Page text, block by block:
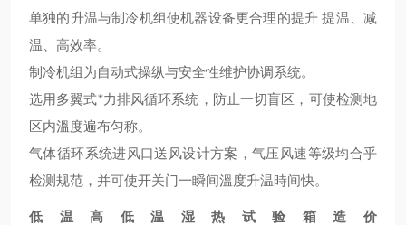
单独的升温与制冷机组使机器设备更合理的提升 提温、减
温、高效率。
制冷机组为自动式操纵与安全性维护协调系统。
选用多翼式*力排风循环系统，防止一切盲区，可使检测地
区内溫度遍布匀称。
气体循环系统进风口送风设计方案，气压风速等级均合乎
检测规范，并可使开关门一瞬间溫度升温時间快。
低温高低温湿热试验箱造价